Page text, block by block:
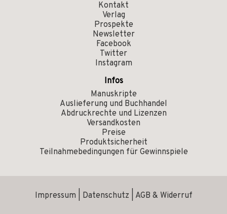
Kontakt
Verlag
Prospekte
Newsletter
Facebook
Twitter
Instagram
Infos
Manuskripte
Auslieferung und Buchhandel
Abdruckrechte und Lizenzen
Versandkosten
Preise
Produktsicherheit
Teilnahmebedingungen für Gewinnspiele
Impressum Datenschutz AGB & Widerruf